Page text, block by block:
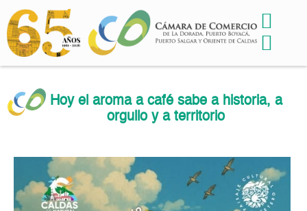
Hoy el aroma a café sabe a historia, a
orgullo y a territorio